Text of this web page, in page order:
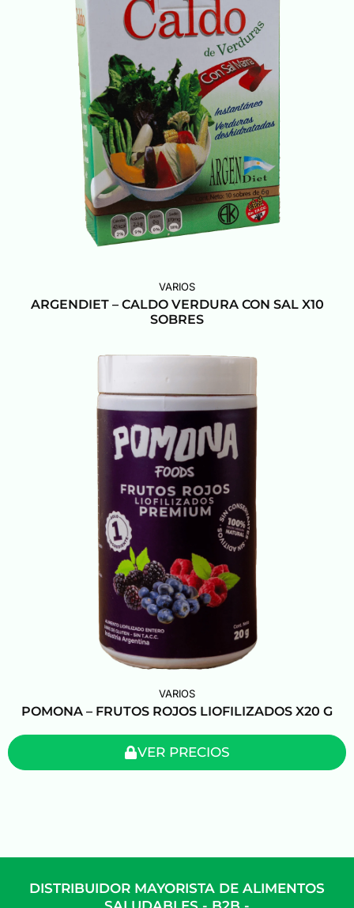
VARIOS
ARGENDIET – CALDO VERDURA CON SAL X10
SOBRES
VARIOS
POMONA – FRUTOS ROJOS LIOFILIZADOS X20 G
VER PRECIOS
DISTRIBUIDOR MAYORISTA DE ALIMENTOS